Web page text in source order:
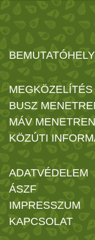
MEGKÖZELÍTÉS
BUSZ
MÁV
KÖZÚTI
ADATVÉDELEM
ÁSZF
IMPRESSZUM
KAPCSOLAT